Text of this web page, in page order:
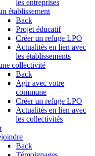
les entreprises
établissement
Back
Projet éducatif
Créer un refuge LPO
Actualités en lien avec
les établissements
collectivité
Back
Agir avec votre
commune
Créer un refuge LPO
Actualités en lien avec
les collectivités
Back